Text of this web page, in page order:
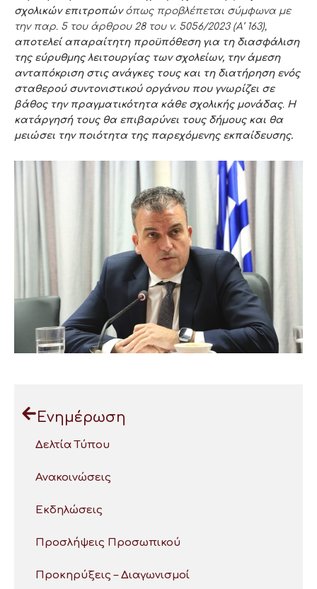
σχολικών επιτροπώνόπως προβλέπεται σύμφωνα με
την παρ. 5 του άρθρου 28 του ν. 5056/2023 (Α’ 163),
αποτελεί απαραίτητη προϋπόθεση για τη διασφάλιση
της εύρυθμης λειτουργίας των σχολείων, την άμεση
ανταπόκριση στις ανάγκες τους και τη διατήρηση ενός
σταθερού συντονιστικού οργάνου που γνωρίζει σε
βάθος την πραγματικότητα κάθε σχολικής μονάδας. Η
κατάργησή τους θα επιβαρύνει τους δήμους και θα
μειώσει την ποιότητα της παρεχόμενης εκπαίδευσης.
Ενημέρωση
Δελτία Τύπου
Ανακοινώσεις
Εκδηλώσεις
Προσλήψεις Προσωπικού
Προκηρύξεις – Διαγωνισμοί